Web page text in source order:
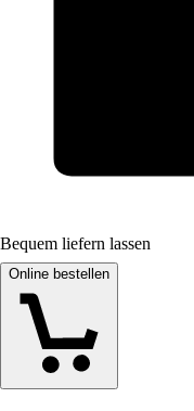
Bequem liefern lassen
Online bestellen